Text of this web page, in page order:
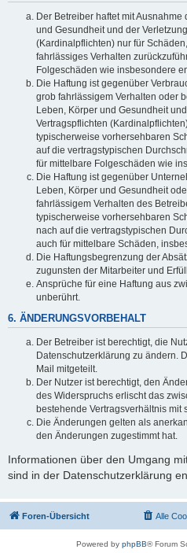
Der Betreiber haftet mit
und Gesundheit und der
(Kardinalpflichten) nur für
fahrlässiges Verhalten
Folgeschäden wie insbesondere
Die Haftung ist gegenüber
grob fahrlässigem Verhalten oder
Leben, Körper und Gesundheit
Vertragspflichten
typischerweise vorhersehbaren
auf die vertragstypischen
für mittelbare Folgeschäden wie
Die Haftung ist gegenüber
Leben, Körper und Gesundheit
fahrlässigem Verhalten des
typischerweise vorhersehbaren
nach auf die vertragstypischen
auch für mittelbare Schäden,
Die Haftungsbegrenzung der
zugunsten der Mitarbeiter und
Ansprüche für eine Haftung aus
unberührt.
6. ÄNDERUNGSVORBEHALT
Der Betreiber ist berechtigt, die
Datenschutzerklärung zu ändern.
Mail mitgeteilt.
Der Nutzer ist berechtigt, den
des Widerspruchs erlischt das
bestehende Vertragsverhältnis mit
Die Änderungen gelten als
den Änderungen zugestimmt hat.
Informationen über den Umgang
sind in der Datenschutzerklärung
Foren-Übersicht Alle
Powered by phpBB® Forum